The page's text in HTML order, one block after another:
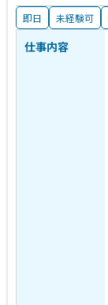
即日 未経験可
仕事内容